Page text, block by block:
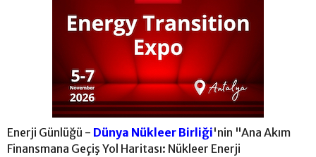
Enerji Günlüğü - Dünya Nükleer Birliği'nin "Ana Akım
Finansmana Geçiş Yol Haritası: Nükleer Enerji